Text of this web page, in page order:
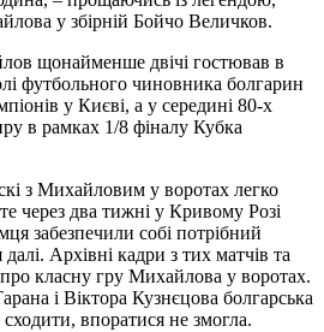
у збірній Бойчо Величков.
щонайменше двічі гостював в
футбольного чиновника болгарин
у Києві, а у середині 80-х
в рамках 1/8 фіналу Кубка
з Михайловим у воротах легко
через два тижні у Кривому Розі
забезпечили собі потрібний
Архівні кадри з тих матчів та
про класну гру Михайлова у воротах.
і Віктора Кузнєцова болгарська
впоратися не змогла.